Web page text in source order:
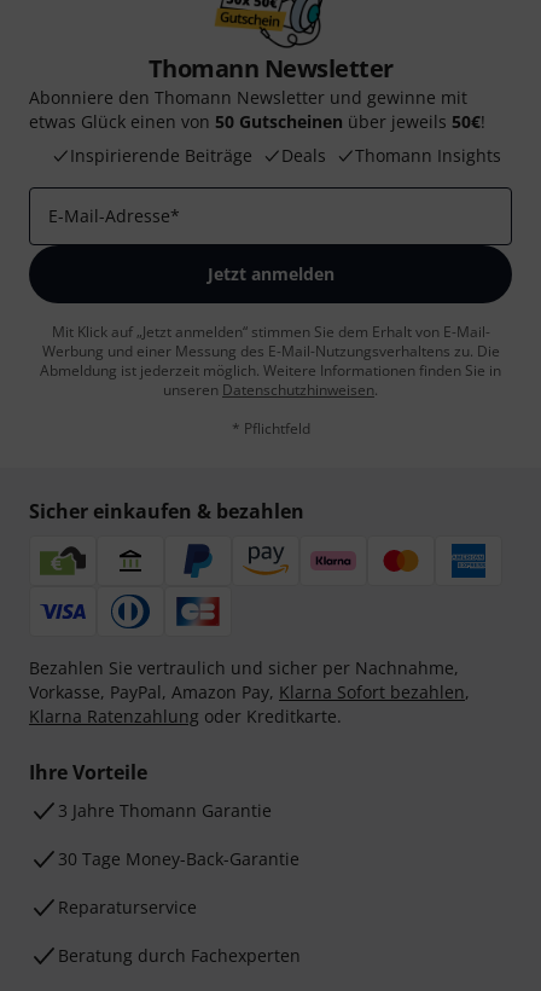
Thomann Newsletter
Abonniere den Thomann Newsletter und gewinne mit
etwas Glück einen von 50 Gutscheinen über jeweils 50€!
Inspirierende Beiträge
Deals Thomann Insights
E-Mail-Adresse*
Jetzt anmelden
Mit Klick auf „Jetzt anmelden“ stimmen Sie dem Erhalt von E-Mail-
Werbung und einer Messung des E-Mail-Nutzungsverhaltens zu. Die
Abmeldung ist jederzeit möglich. Weitere Informationen finden Sie in
unseren Datenschutzhinweisen.
* Pflichtfeld
Sicher einkaufen & bezahlen
Bezahlen Sie vertraulich und sicher per Nachnahme,
Vorkasse, PayPal, Amazon Pay, Klarna Sofort bezahlen,
Klarna Ratenzahlung oder Kreditkarte.
Ihre Vorteile
3 Jahre Thomann Garantie
30 Tage Money-Back-Garantie
Reparaturservice
Beratung durch Fachexperten